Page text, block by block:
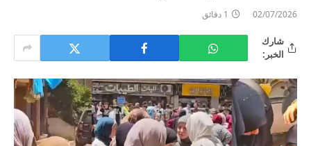
02/07/2026 1 دقائق
شارك
الخبر: